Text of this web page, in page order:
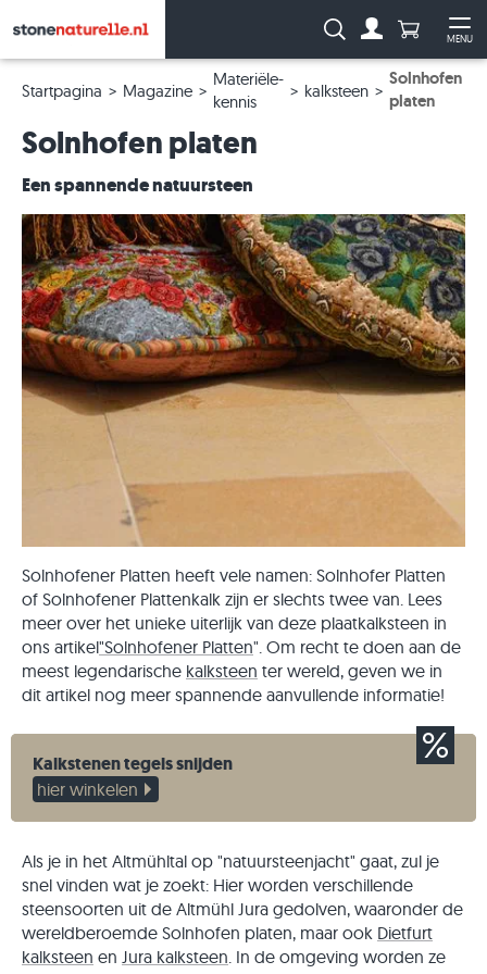
MENU
Zoeken: Aantal
Startpagina Magazine
Materiële-
kennis
kalksteen
Solnhofen
platen
Solnhofen platen
Een spannende natuursteen
Solnhofener Platten heeft vele namen: Solnhofer Platten
of Solnhofener Plattenkalk zijn er slechts twee van. Lees
meer over het unieke uiterlijk van deze plaatkalksteen in
ons artikel"Solnhofener Platten". Om recht te doen aan de
meest legendarische kalksteen ter wereld, geven we in
dit artikel nog meer spannende aanvullende informatie!
Kalkstenen tegels snijden
hier winkelen
Als je in het Altmühltal op "natuursteenjacht" gaat, zul je
snel vinden wat je zoekt: Hier worden verschillende
steensoorten uit de Altmühl Jura gedolven, waaronder de
wereldberoemde Solnhofen platen, maar ook Dietfurt
kalksteen en Jura kalksteen. In de omgeving worden ze